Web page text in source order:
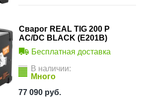
Сварог REAL TIG 200 P
AC/DC BLACK (E201B)
Бесплатная доставка
В наличии:
Много
77 090 руб.